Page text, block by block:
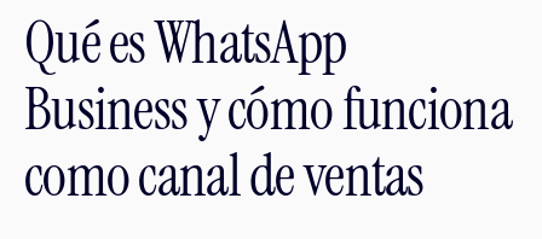
Qué es WhatsApp
Business y cómo funciona
como canal de ventas